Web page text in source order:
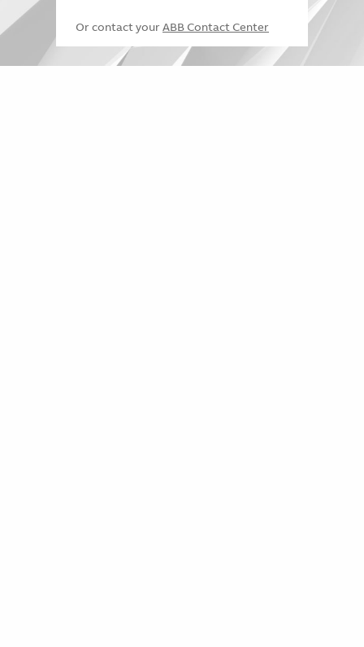
Or contact your ABB Contact Center